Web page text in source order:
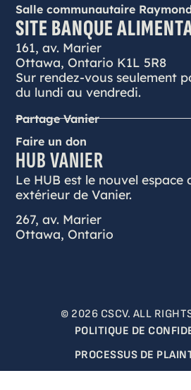
Salle communautaire
SITE BANQUE
161, av. Marier
Ottawa, Ontario K1L 5R8
Sur rendez-vous seulement
du lundi au vendredi.
Partage Vanier
Faire un don
HUB VANIER
Le HUB est le nouvel espace
extérieur de Vanier.
267, av. Marier
Ottawa, Ontario
© 2026 CSCV. ALL
POLITIQUE DE
PROCESSUS DE